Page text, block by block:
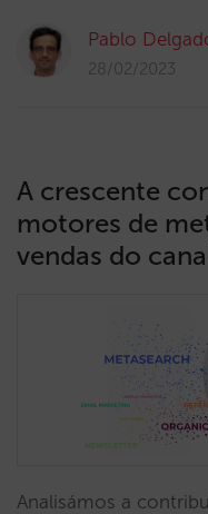
Pablo
28/02/2023
A crescente
motores de
vendas do
Analisámos a